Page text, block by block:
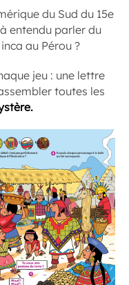
du Sud du 15e
entendu parler du
au Pérou ?
jeu : une lettre
toutes les